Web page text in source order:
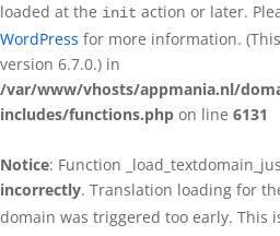
loaded at the init action or later.
WordPress for more information.
version 6.7.0.) in
/var/www/vhosts/appmania.nl/
includes/functions.php on line 6131
Notice: Function
incorrectly. Translation loading for
domain was triggered too early. This